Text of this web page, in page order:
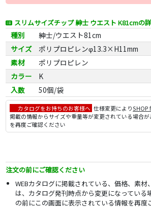
スリムサイズチップ 紳士 ウエスト K81cmの
種別
紳士/ウエスト81cm
サイズ
ポリプロピレンφ13.3×H11mm
素材
ポリプロピレン
カラー
K
入数
50個/袋
カタログをお持ちのお客様へ 仕様変更によりSHOP
掲載の情報からサイズや重量等が変更されている場合
を再度ご確認ください
注文の前にご確認ください
WEBカタログに掲載されている、価格、素
は、カタログ発刊時点から変更になっている
の前にこの画面に表示されている情報を再度